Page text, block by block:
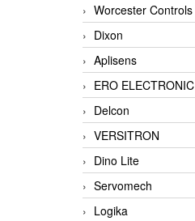
Worcester Controls
Dixon
Aplisens
ERO ELECTRONIC
Delcon
VERSITRON
Dino Lite
Servomech
Logika